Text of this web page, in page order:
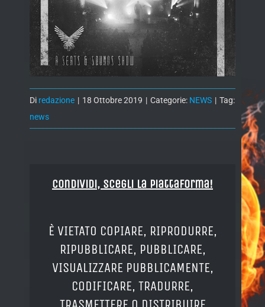
Di redazione | 18 Ottobre 2019 | Categorie: NEWS | Tag:
news
Condividi, Scegli la piattaforma!
È VIETATO COPIARE, RIPRODURRE,
RIPUBBLICARE, PUBBLICARE,
VISUALIZZARE PUBBLICAMENTE,
CODIFICARE, TRADURRE,